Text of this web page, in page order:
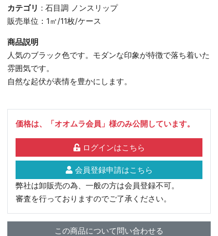
カテゴリ : 石目調 ノンスリップ
販売単位：1㎡/11枚/ケース
商品説明
人気のブラック色です。モダンな印象が特徴で落ち着いた
雰囲気です。
自然な起伏が表情を豊かにします。
価格は、「オオムラ会員」様のみ公開しています。
ログインはこちら
会員登録申請はこちら
弊社は卸販売の為、一般の方は会員登録不可。
審査を行っておりますのでご了承ください。
この商品について問い合わせる